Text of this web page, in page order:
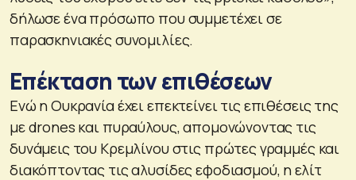
δήλωσε ένα πρόσωπο που συμμετέχει σε
παρασκηνιακές συνομιλίες.
Επέκταση των επιθέσεων
Ενώ η Ουκρανία έχει επεκτείνει τις επιθέσεις της
με drones και πυραύλους, απομονώνοντας τις
δυνάμεις του Κρεμλίνου στις πρώτες γραμμές και
διακόπτοντας τις αλυσίδες εφοδιασμού, η ελίτ